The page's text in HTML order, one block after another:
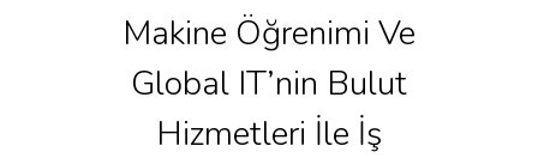
Makine Öğrenimi Ve
Global IT’nin Bulut
Hizmetleri İle İş